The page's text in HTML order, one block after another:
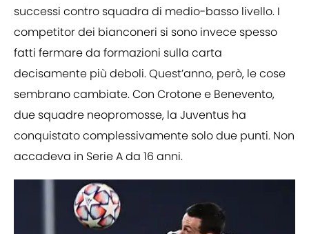
successi contro squadra di medio-basso livello. I
competitor dei bianconeri si sono invece spesso
fatti fermare da formazioni sulla carta
decisamente più deboli. Quest’anno, però, le cose
sembrano cambiate. Con Crotone e Benevento,
due squadre neopromosse, la Juventus ha
conquistato complessivamente solo due punti. Non
accadeva in Serie A da 16 anni.